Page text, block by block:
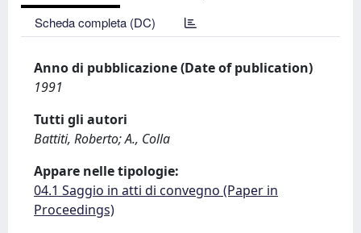
Scheda completa (DC)
Anno di pubblicazione (Date of publication)
1991
Tutti gli autori
Battiti, Roberto; A., Colla
Appare nelle tipologie:
04.1 Saggio in atti di convegno (Paper in
Proceedings)